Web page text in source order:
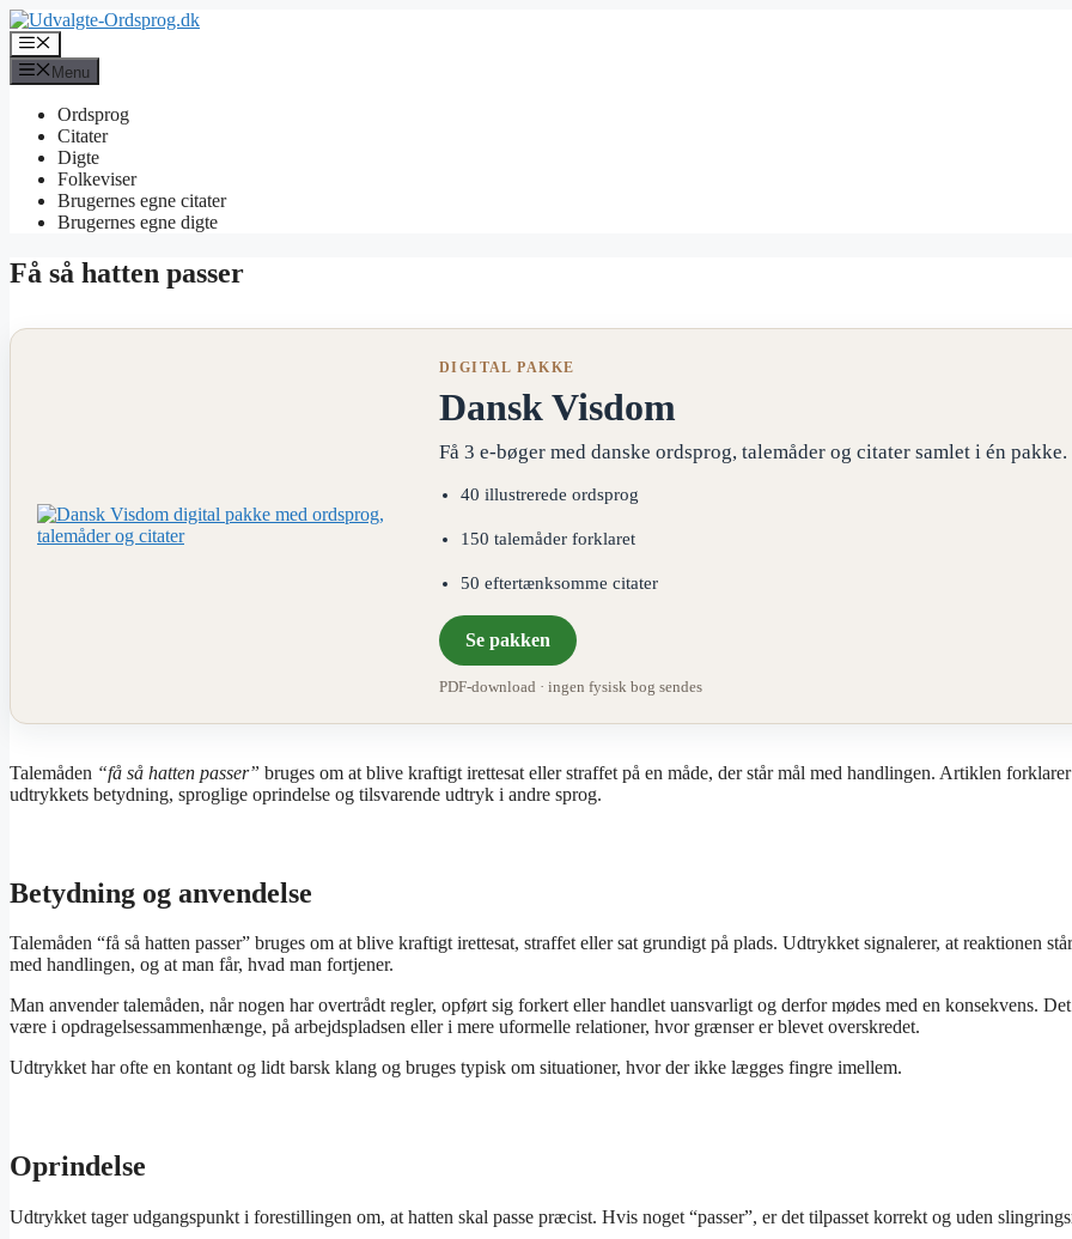
Hop
til
indhold
Menu
Menu
Ordsprog
Citater
Digte
Folkeviser
Brugernes egne citater
Brugernes egne digte
Få så hatten passer
DIGITAL PAKKE
Dansk Visdom
Få 3 e-bøger med danske ordsprog, talemåder og citater samlet i én pakke.
40 illustrerede ordsprog
150 talemåder forklaret
50 eftertænksomme citater
Se pakken
PDF-download · ingen fysisk bog sendes
Talemåden “få så hatten passer” bruges om at blive kraftigt irettesat eller straffet på en måde, der står mål med handlingen. Artiklen forklarer
udtrykkets betydning, sproglige oprindelse og tilsvarende udtryk i andre sprog.
Betydning og anvendelse
Talemåden “få så hatten passer” bruges om at blive kraftigt irettesat, straffet eller sat grundigt på plads. Udtrykket signalerer, at reaktionen
med handlingen, og at man får, hvad man fortjener.
Man anvender talemåden, når nogen har overtrådt regler, opført sig forkert eller handlet uansvarligt og derfor mødes med en konsekvens.
være i opdragelsessammenhænge, på arbejdspladsen eller i mere uformelle relationer, hvor grænser er blevet overskredet.
Udtrykket har ofte en kontant og lidt barsk klang og bruges typisk om situationer, hvor der ikke lægges fingre imellem.
Oprindelse
Udtrykket tager udgangspunkt i forestillingen om, at hatten skal passe præcist. Hvis noget “passer”, er det tilpasset korrekt og uden